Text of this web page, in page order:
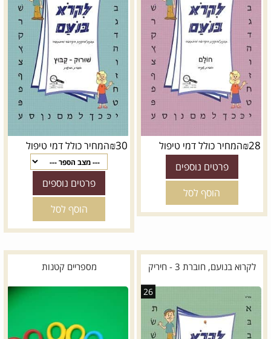
₪28 המחיר כולל דמי טיפול
פרטים נוספים
הוסף לסל
₪30 המחיר כולל דמי טיפול
פרטים נוספים
הוסף לסל
לקרוא בנועם, חוברת 3 - חיריק
26
מספריים קטנות